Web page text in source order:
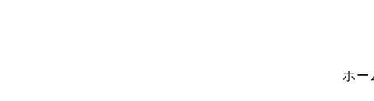
ホー